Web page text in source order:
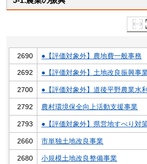
2690 ●【評価対象外】農地費一般事務
2692 ●【評価対象外】土地改良振興事
2700 ●【評価対象外】道後平野農業水
2792 農村環境保全向上活動支援事業
2793 ●【評価対象外】県営地すべり対
2660 市単独土地改良事業
2680 小規模土地改良整備事業